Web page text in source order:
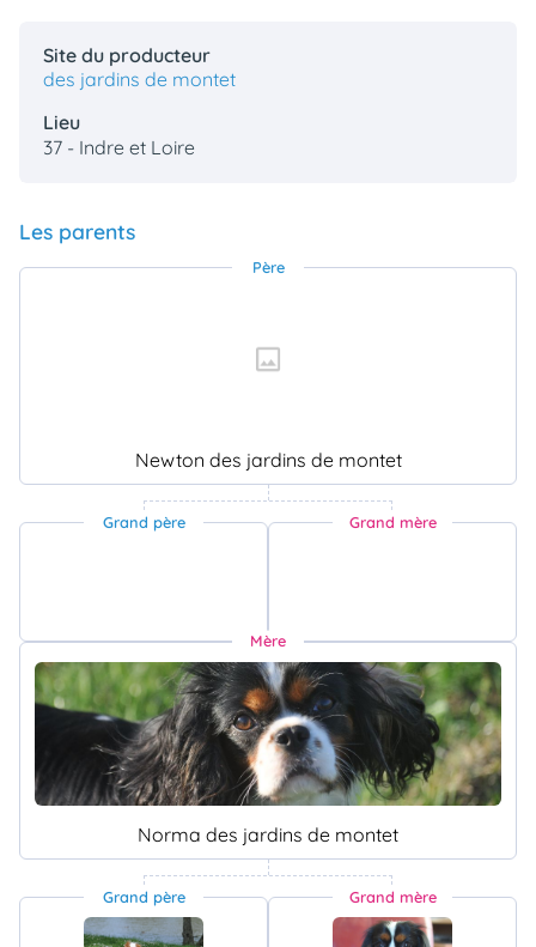
Site du producteur
des jardins de montet
Lieu
37 - Indre et Loire
Les parents
Père
Newton des jardins de montet
Grand père Grand mère
Mère
Norma des jardins de montet
Grand père Grand mère